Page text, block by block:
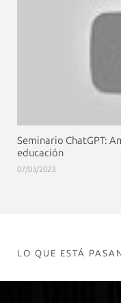
Seminario ChatGPT:
educación
07/03/2023
LO QUE ESTÁ